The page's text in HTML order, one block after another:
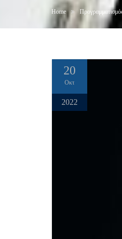
Home
20
Οκτ
2022